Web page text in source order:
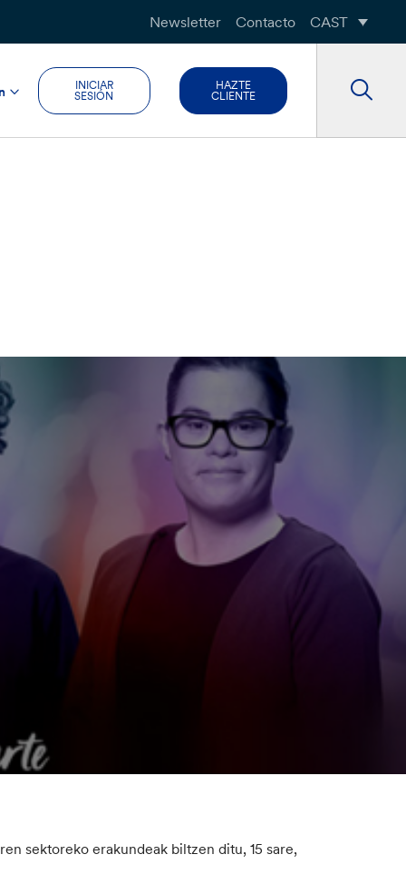
Newsletter Contacto CAST
INICIAR
SESIÓN
HAZTE
CLIENTE
sektoreko erakundeak biltzen ditu, 15 sare,